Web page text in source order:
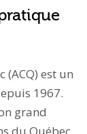
(ACQ) est un
1967.
grand